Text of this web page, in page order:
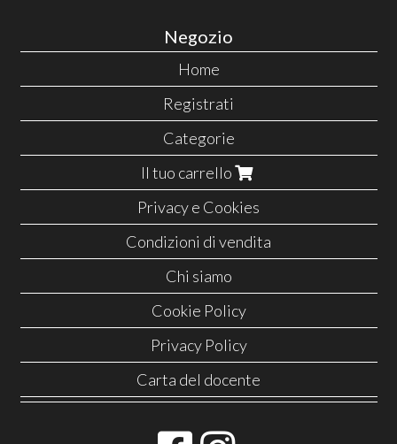
Negozio
Home
Registrati
Categorie
Il tuo carrello
Privacy e Cookies
Condizioni di vendita
Chi siamo
Cookie Policy
Privacy Policy
Carta del docente